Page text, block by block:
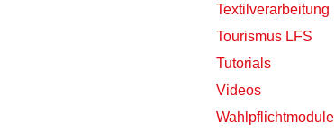
Textilverarbeitung
Tourismus LFS
Tutorials
Videos
Wahlpflichtmodule